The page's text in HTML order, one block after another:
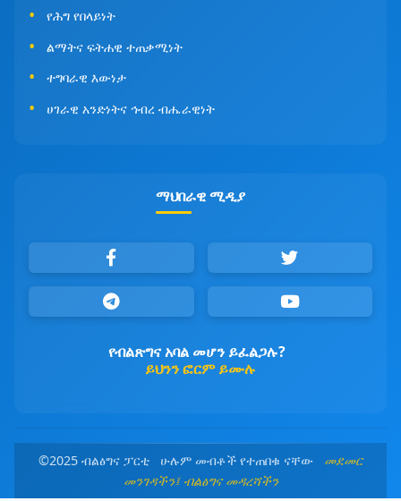
የሕግ የበላይነት
ልማትና ፍትሐዊ ተጠቃሚነት
ተግባራዊ እውነታ
ሀገራዊ አንድነትና ኅብረ ብሔራዊነት
ማህበራዊ ሚዲያ
የብልጽግና አባል መሆን ይፈልጋሉ?
ይህንን ፎርም ይሙሉ
©2025 ብልፅግና ፓርቲ ሁሉም መብቶች የተጠበቁ ናቸው መደመር
መንገዳችን፤ ብልፅግና መዳረሻችን